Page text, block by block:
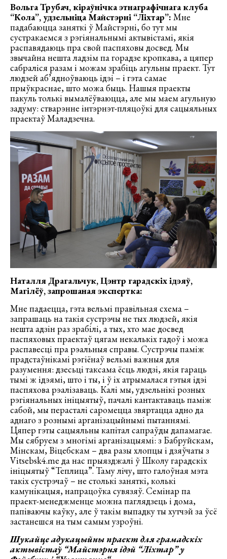
Вольга Трубач, кіраўнічка этнаграфічнага клуба
“Кола”, удзельніца Майстэрні “Ліхтар”: Мне
падабаюцца заняткі ў Майстэрні, бо тут мы
сустракаемся з рэгіянальнымі актывістамі, якія
распавядаюць пра свой паспяховы досвед. Мы
звычайна нешта ладзім па горадзе кропкава, а цяпер
сабраліся разам і можам зрабіць агульны праект. Тут
людзей аб’ядноўваюць ідэі – і гэта самае
прыўкраснае, што можа быць. Нашыя праекты
пакуль толькі вымалёўваюцца, але мы маем агульную
задуму: стварэнне інтэрнэт-пляцоўкі для сацыяльных
праектаў Маладзечна.
Наталля Драгальчук, Цэнтр гарадскіх ідэяў,
Магілёў, запрошаная экспертка:
Мне падаецца, гэта вельмі правільная схема –
запрашаць на такія сустрэчы не тых людзей, якія
нешта адзін раз зрабілі, а тых, хто мае досвед
паспяховых праектаў цягам некалькіх гадоў і можа
распавесці пра рэальныя справы. Сустрэчы паміж
прадстаўнікамі рэгіёнаў вельмі важныя для
разумення: дзесьці таксама ёсць людзі, якія гараць
тымі ж ідэямі, што і ты, і ў іх атрымалася гэтыя ідэі
паспяхова рэалізаваць. Калі мы, удзельнікі розных
рэгіянальных ініцыятыў, пачалі кантактаваць паміж
сабой, мы перасталі саромецца звяртацца адно да
аднаго з рознымі арганізацыйнымі пытаннямі.
Цяпер гэты сацыяльны капітал сапраўды дапамагае.
Мы сябруем з многімі арганізацыямі: з Бабруйскам,
Мінскам, Віцебскам – два разы хлопцы і дзяўчаты з
Vitsebsk4.me да нас прыязджалі ў Школу гарадскіх
ініцыятыў “Теплица”. Таму лічу, што галоўная мэта
такіх сустрэчаў – не столькі заняткі, колькі
камунікацыя, напрацоўка сувязяў. Семінар па
праект-менеджменце можна паглядзець і дома,
папіваючы каўку, але ў такім выпадку ты хутчэй за ўсё
застанешся на тым самым узроўні.
Шукайце адукацыйны праект для грамадскіх
актывістаў “Майстэрня ідэй “Ліхтар” у